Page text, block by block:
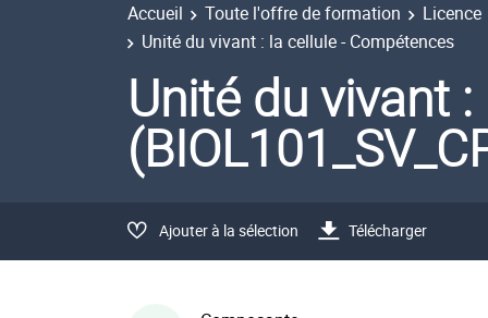
Accueil Toute l'offre de formation
Licence
Unité du vivant : la cellule - Compétences
Unité du vivant
Ajouter à la sélection Télécharger